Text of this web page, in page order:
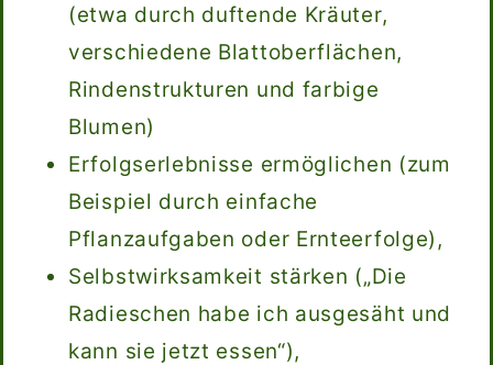
(etwa durch duftende Kräuter,
verschiedene Blattoberflächen,
Rindenstrukturen und farbige
Blumen)
Erfolgserlebnisse ermöglichen (zum
Beispiel durch einfache
Pflanzaufgaben oder Ernteerfolge),
Selbstwirksamkeit stärken („Die
Radieschen habe ich ausgesäht und
kann sie jetzt essen“),